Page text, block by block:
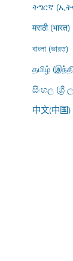
ትግርኛ
मराठी (भारत)
বাংলা (ভারত)
தமிழ்
සිංහල (ශ්‍රී
中文(中国)